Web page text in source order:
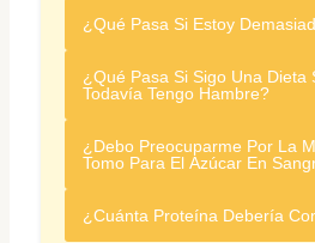
¿Qué Pasa Si Estoy
¿Qué Pasa Si Sigo Una Dieta
Todavía Tengo Hambre?
¿Debo Preocuparme Por La
Tomo Para El Azúcar En
¿Cuánta Proteína Debería